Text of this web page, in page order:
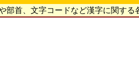
部首、文字コードなど漢字に関する